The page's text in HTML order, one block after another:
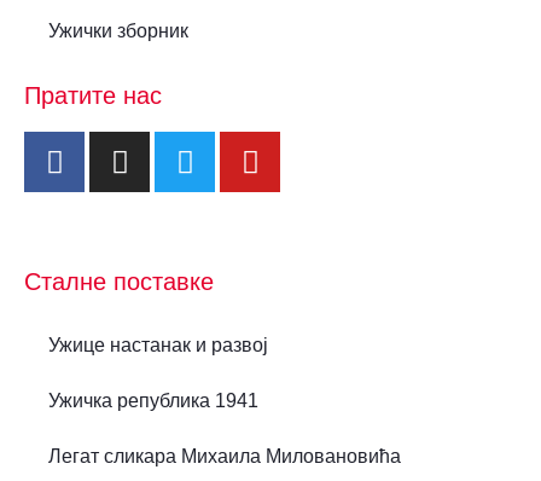
Ужички зборник
Пратите нас
Сталне поставке
Ужице настанак и развој
Ужичка република 1941
Легат сликара Михаила Миловановића